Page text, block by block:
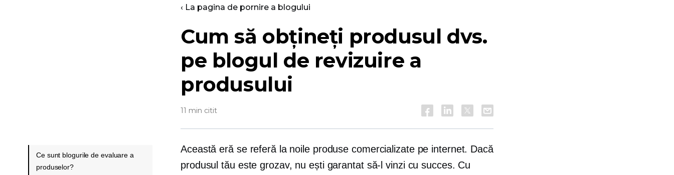
‹ La pagina de pornire a blogului
Cum să obțineți produsul dvs.
pe blogul de revizuire a
produsului
11 min citit
Această eră se referă la noile produse comercializate pe internet. Dacă
produsul tău este grozav, nu ești garantat să-l vinzi cu succes. Cu
Ce sunt blogurile de evaluare a
produselor?